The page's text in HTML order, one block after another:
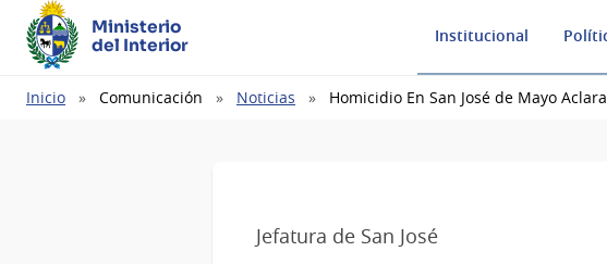
Ministerio
del Interior
Institucional
Ruta
Inicio Comunicación Noticias Homicidio En San José de Mayo
Jefatura de San José